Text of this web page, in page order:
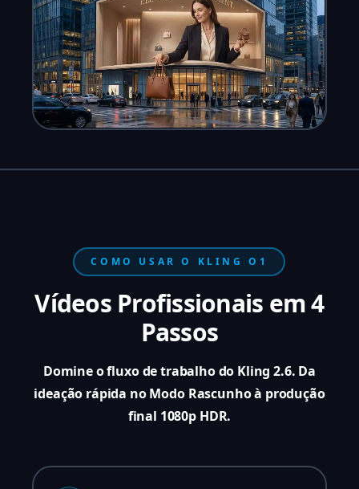
COMO USAR O KLING O1
Vídeos Profissionais em 4
Passos
Domine o fluxo de trabalho do Kling 2.6. Da
ideação rápida no Modo Rascunho à produção
final 1080p HDR.